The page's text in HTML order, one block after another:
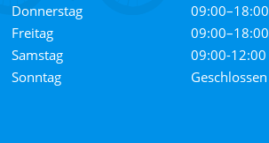
Donnerstag
09:00–18:00
Freitag
09:00–18:00
Samstag
09:00-12:00
Sonntag
Geschlossen